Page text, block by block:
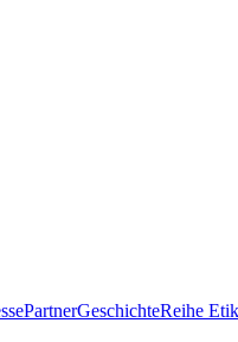
PartnerGeschichteReihe